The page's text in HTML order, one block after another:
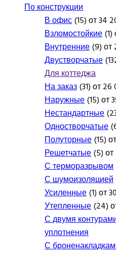
По конструкции
В офис(15) от 34
Взломостойкие
Внутренние(9) от
Двустворчатые
Для коттеджа
На заказ(31) от 26
Наружные(15) от
Нестандартные
Одностворчатые
Полуторные(15)
Решетчатые(5)
С терморазрывом
С шумоизоляцией
Усиленные(1) от
Утепленные(24)
С двумя
уплотнения
С